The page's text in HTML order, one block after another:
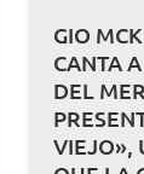
GIO
CANTA
DEL
VIEJO»,